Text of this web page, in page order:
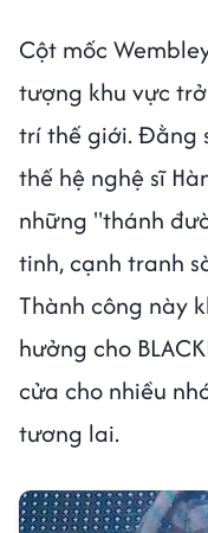
Cột mốc
tượng khu vực
trí thế giới. Đằng
thế hệ nghệ sĩ
những "thánh
tinh, cạnh tranh
Thành công này
hưởng cho
cửa cho nhiều
tương lai.